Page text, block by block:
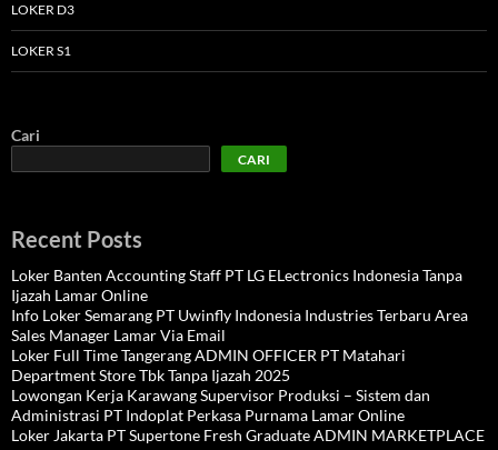
LOKER D3
LOKER S1
Cari
CARI
Recent Posts
Loker Banten Accounting Staff PT LG ELectronics Indonesia Tanpa
Ijazah Lamar Online
Info Loker Semarang PT Uwinfly Indonesia Industries Terbaru Area
Sales Manager Lamar Via Email
Loker Full Time Tangerang ADMIN OFFICER PT Matahari
Department Store Tbk Tanpa Ijazah 2025
Lowongan Kerja Karawang Supervisor Produksi – Sistem dan
Administrasi PT Indoplat Perkasa Purnama Lamar Online
Loker Jakarta PT Supertone Fresh Graduate ADMIN MARKETPLACE